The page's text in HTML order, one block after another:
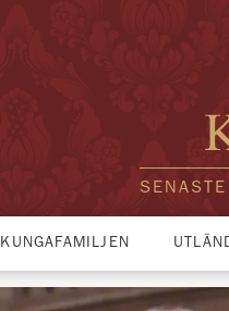
KUNGAFAMILJEN